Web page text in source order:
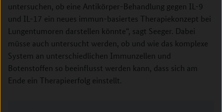
untersuchen, ob eine Antikörper-Behandlung gegen IL-9
und IL-17 ein neues immun-basiertes Therapiekonzept bei
Lungentumoren darstellen könnte“, sagt Seeger. Dabei
müsse auch untersucht werden, ob und wie das komplexe
System an unterschiedlichen Immunzellen und
Botenstoffen so beeinflusst werden kann, dass sich am
Ende ein Therapieerfolg einstellt.